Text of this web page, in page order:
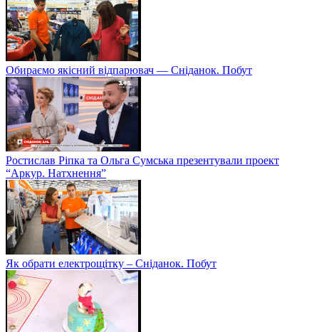
Обираємо якісний відпарювач — Сніданок. Побут
Ростислав Ріпка та Ольга Сумська презентували проект
“Аркур. Натхнення”
Як обрати електрощітку – Сніданок. Побут